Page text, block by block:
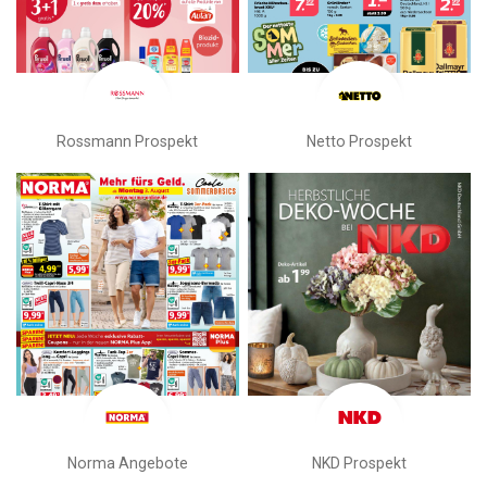
Rossmann Prospekt Netto Prospekt
Norma Angebote NKD Prospekt